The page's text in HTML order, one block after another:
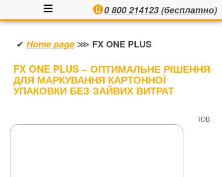
0 800 214123 (бесплатно)
✔ Home page ⋙ FX ONE PLUS
FX ONE PLUS – ОПТИМАЛЬНЕ РІШЕННЯ
ДЛЯ МАРКУВАННЯ КАРТОННОЇ
УПАКОВКИ БЕЗ ЗАЙВИХ ВИТРАТ
ТОВ